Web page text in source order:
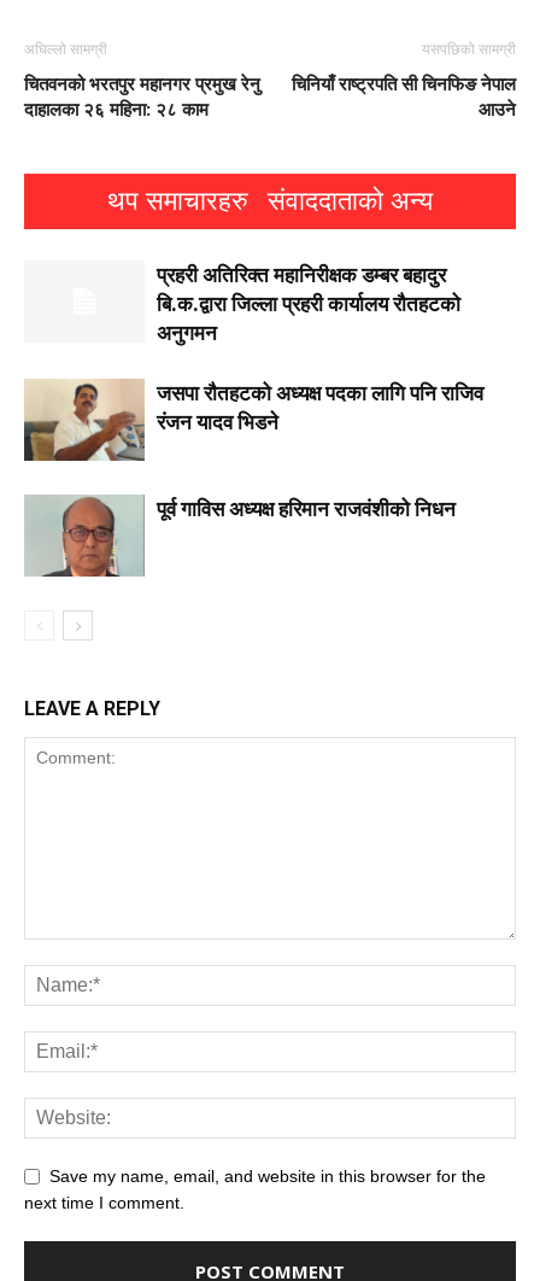
अघिल्लो सामग्री
चितवनको भरतपुर महानगर प्रमुख रेनु
दाहालका २६ महिना: २८ काम
यसपछिको सामग्री
चिनियाँ राष्ट्रपति सी चिनफिङ नेपाल
आउने
थप समाचारहरु संवाददाताको अन्य
प्रहरी अतिरिक्त महानिरीक्षक डम्बर बहादुर
बि.क.द्वारा जिल्ला प्रहरी कार्यालय रौतहटको
अनुगमन
जसपा राैतहटको अध्यक्ष पदका लागि पनि राजिव
रंजन यादव भिडने
पूर्व गाविस अध्यक्ष हरिमान राजवंशीको निधन
LEAVE A REPLY
Save my name, email, and website in this browser for the
next time I comment.